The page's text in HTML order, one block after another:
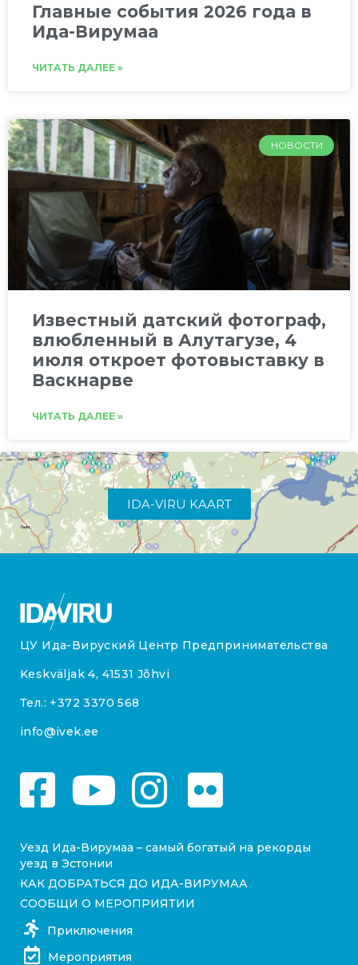
Главные события 2026 года в
Ида-Вирумаа
ЧИТАТЬ ДАЛЕЕ »
НОВОСТИ
Известный датский фотограф,
влюбленный в Алутагузе, 4
июля откроет фотовыставку в
Васкнарве
ЧИТАТЬ ДАЛЕЕ »
IDA-VIRU KAART
ЦУ Ида-Вируский Центр Предпринимательства
Keskväljak 4, 41531 Jõhvi
Тел.: +372 3370 568
info@ivek.ee
Уезд Ида-Вирумаа – самый богатый на рекорды
уезд в Эстонии
КАК ДОБРАТЬСЯ ДО ИДА-ВИРУМАА
СООБЩИ О МЕРОПРИЯТИИ
Приключения
Мероприятия